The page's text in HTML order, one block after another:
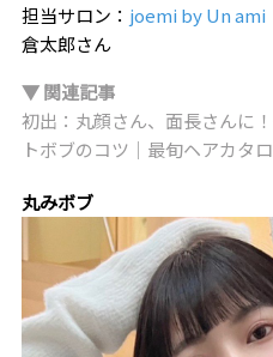
担当サロン： joemi by Un ami
倉太郎さん
▼ 関連記事
初出：丸顔さん、面長さんに
トボブのコツ｜最旬ヘアカタ
丸みボブ